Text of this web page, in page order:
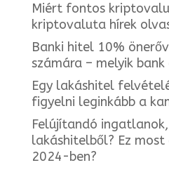
Miért fontos
kriptovaluta hírek
Banki hitel 10%
számára – melyik
Egy lakáshitel
figyelni leginkább a
Felújítandó
lakáshitelből? Ez
2024-ben?